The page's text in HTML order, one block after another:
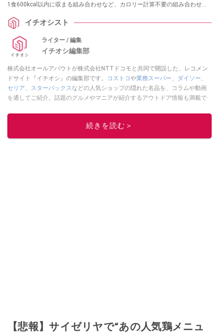
1食600kcal以内に収まる組み合わせなど、カロリー計算不要の組み合わせセ
イチオシスト
ライター / 編集
イチオシ編集部
株式会社オールアバウトが株式会社NTTドコモと共同で開設した、レコメン
ドサイト『イチオシ』の編集部です。
コストコや業務スーパー ダイソー
セリア
スターバックス などの人気ショップの隠れた名品を、コラムや動画
を通してご紹介。話題のグルメやマニアが紹介するアウトドア情報も満載で
レビューしています。毎日トレンド情報をお届けしているので、ぜひ
してください！続きを読む＞
【悲報】サイゼリヤで“あの人気鶏メニュ